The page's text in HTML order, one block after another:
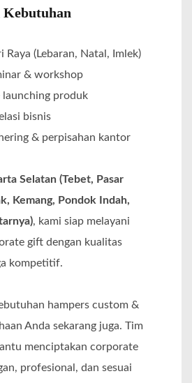
Kebutuhan
Raya (Lebaran, Natal, Imlek)
& workshop
launching produk
bisnis
& perpisahan kantor
Selatan (Tebet, Pasar
Kemang, Pondok Indah,
, kami siap melayani
gift dengan kualitas
kompetitif.
hampers custom &
Anda sekarang juga. Tim
menciptakan corporate
profesional, dan sesuai